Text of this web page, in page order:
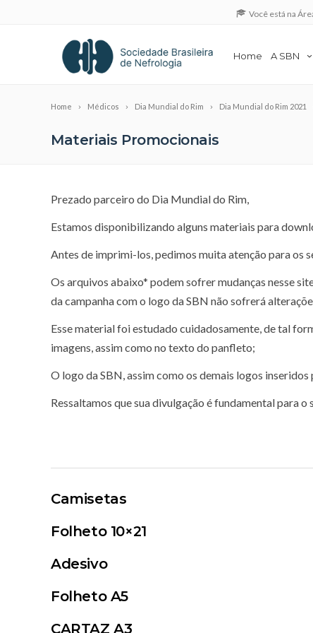
Você está na
Home A SBN
Home Médicos Dia Mundial do Rim Dia Mundial do Rim 2021
Materiais Promocionais
Prezado parceiro do Dia Mundial do Rim,
Estamos disponibilizando alguns materiais para
Antes de imprimi-los, pedimos muita atenção para os
Os arquivos abaixo* podem sofrer mudanças nesse
da campanha com o logo da SBN não sofrerá
Esse material foi estudado cuidadosamente, de tal
imagens, assim como no texto do panfleto;
O logo da SBN, assim como os demais logos
Ressaltamos que sua divulgação é fundamental para o
Camisetas
Folheto 10×21
Adesivo
Folheto A5
CARTAZ A3